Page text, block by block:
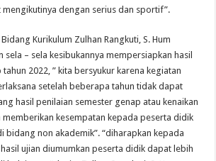
dengan serius dan sportif”.
Kurikulum Zulhan Rangkuti, S. Hum
sela – sela kesibukannya mempersiapkan hasil
2022, ” kita bersyukur karena kegiatan
setelah beberapa tahun tidak dapat
hasil penilaian semester genap atau kenaikan
memberikan kesempatan kepada peserta didik
bidang non akademik”. “diharapkan kepada
ujian diumumkan peserta didik dapat lebih